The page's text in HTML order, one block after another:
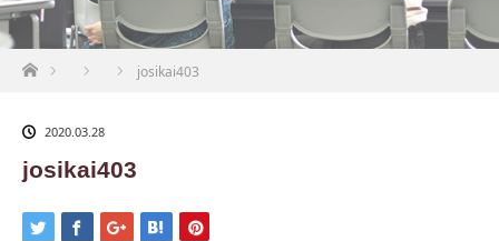
ホーム josikai403
2020.03.28
josikai403